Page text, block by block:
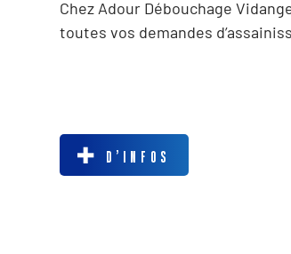
Chez Adour Débouchage
toutes vos demandes
D’INFOS